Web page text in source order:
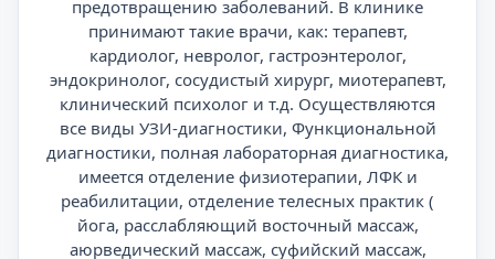
предотвращению заболеваний. В клинике
принимают такие врачи, как: терапевт,
кардиолог, невролог, гастроэнтеролог,
эндокринолог, сосудистый хирург, миотерапевт,
клинический психолог и т.д. Осуществляются
все виды УЗИ-диагностики, Функциональной
диагностики, полная лабораторная диагностика,
имеется отделение физиотерапии, ЛФК и
реабилитации, отделение телесных практик (
йога, расслабляющий восточный массаж,
аюрведический массаж, суфийский массаж,